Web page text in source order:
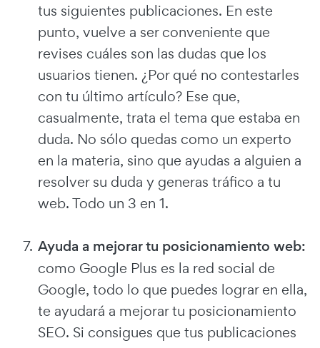
tus siguientes publicaciones. En este
punto, vuelve a ser conveniente que
revises cuáles son las dudas que los
usuarios tienen. ¿Por qué no contestarles
con tu último artículo? Ese que,
casualmente, trata el tema que estaba en
duda. No sólo quedas como un experto
en la materia, sino que ayudas a alguien a
resolver su duda y generas tráfico a tu
web. Todo un 3 en 1.
Ayuda a mejorar tu posicionamiento web:
como Google Plus es la red social de
Google, todo lo que puedes lograr en ella,
te ayudará a mejorar tu posicionamiento
SEO. Si consigues que tus publicaciones